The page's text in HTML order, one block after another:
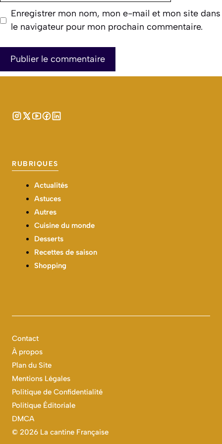
Enregistrer mon nom, mon e-mail et mon site dans
le navigateur pour mon prochain commentaire.
RUBRIQUES
Actualités
Astuces
Autres
Cuisine du monde
Desserts
Recettes de saison
Shopping
© 2026 La cantine Française
Contact
À propos
Plan du Site
Mentions Légales
Politique de Confidentialité
Politique Éditoriale
DMCA